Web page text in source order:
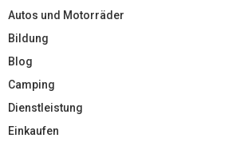
Autos und Motorräder
Bildung
Blog
Camping
Dienstleistung
Einkaufen